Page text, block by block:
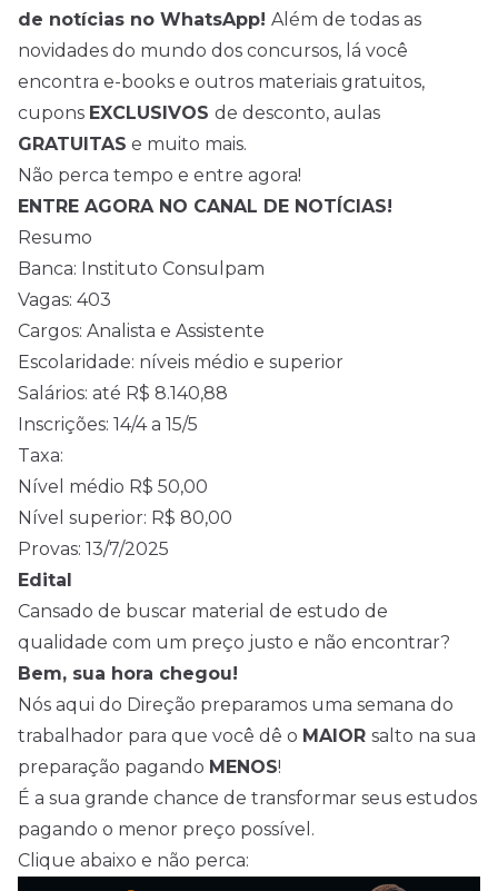
de notícias no WhatsApp! Além de todas as
novidades do mundo dos concursos, lá você
encontra e-books e outros materiais gratuitos,
cupons EXCLUSIVOS de desconto, aulas
GRATUITAS e muito mais.
Não perca tempo e entre agora!
ENTRE AGORA NO CANAL DE NOTÍCIAS!
Resumo
Banca: Instituto Consulpam
Vagas: 403
Cargos: Analista e Assistente
Escolaridade: níveis médio e superior
Salários: até R$ 8.140,88
Inscrições: 14/4 a 15/5
Taxa:
Nível médio R$ 50,00
Nível superior: R$ 80,00
Provas: 13/7/2025
Edital
Cansado de buscar material de estudo de
qualidade com um preço justo e não encontrar?
Bem, sua hora chegou!
Nós aqui do Direção preparamos uma semana do
trabalhador para que você dê o MAIOR salto na sua
preparação pagando MENOS!
É a sua grande chance de transformar seus estudos
pagando o menor preço possível.
Clique abaixo e não perca: